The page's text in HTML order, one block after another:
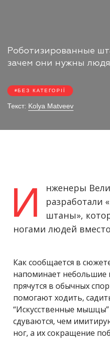
Роботизированные
зачем они нужны
БЕЗ КАТЕГОРІЇ
Текст: Kolya Matveev
И
нженеры
разработали
штаны»,
ногами людей
Как сообщается в
напоминает
прячутся в обычных
помогают ходить,
“Искусственные
сдуваются, чем
ног, а их сокращение